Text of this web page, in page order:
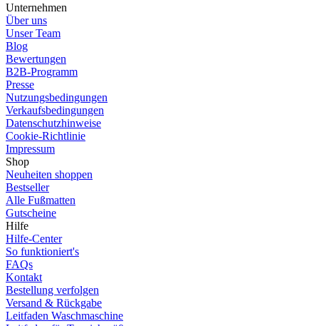
Unternehmen
Über uns
Unser Team
Blog
Bewertungen
B2B-Programm
Presse
Nutzungsbedingungen
Verkaufsbedingungen
Datenschutzhinweise
Cookie-Richtlinie
Impressum
Shop
Neuheiten shoppen
Bestseller
Alle Fußmatten
Gutscheine
Hilfe
Hilfe-Center
So funktioniert's
FAQs
Kontakt
Bestellung verfolgen
Versand & Rückgabe
Leitfaden Waschmaschine